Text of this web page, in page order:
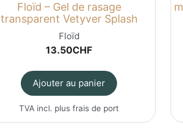
Floïd – Gel de rasage
transparent Vetyver Splash
Floïd
13.50CHF
Ajouter au panier
TVA incl. plusfrais de port